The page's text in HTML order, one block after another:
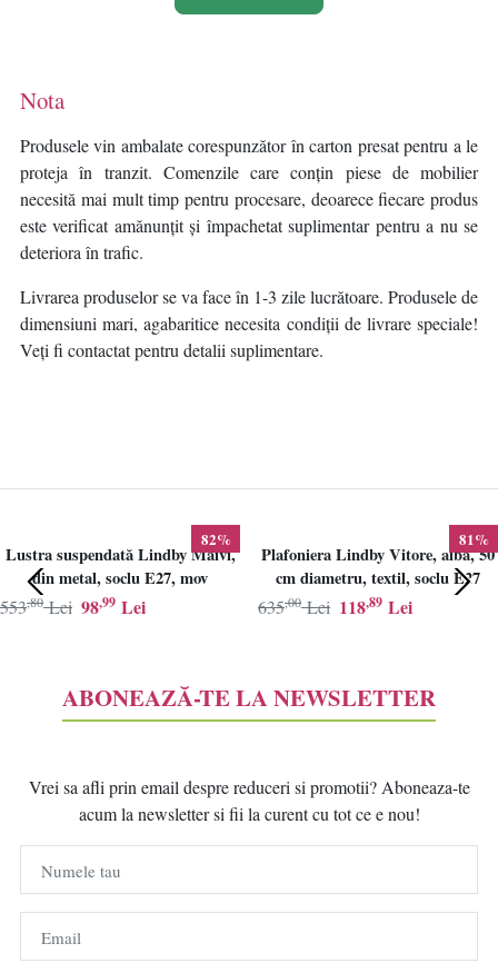
Nota
Produsele vin ambalate corespunzător în carton presat pentru a le
proteja în tranzit. Comenzile care conțin piese de mobilier
necesită mai mult timp pentru procesare, deoarece fiecare produs
este verificat amănunțit și împachetat suplimentar pentru a nu se
deteriora în trafic.
Livrarea produselor se va face în 1-3 zile lucrătoare. Produsele de
dimensiuni mari, agabaritice necesita condiții de livrare speciale!
Veți fi contactat pentru detalii suplimentare.
82%
Lustra suspendată Lindby Maivi,
din metal, soclu E27, mov
98,99 Lei
553,80 Lei
81%
Plafoniera Lindby Vitore, alba, 50
cm diametru, textil, soclu E27
118,89 Lei
635,00 Lei
ABONEAZĂ-TE LA NEWSLETTER
Vrei sa afli prin email despre reduceri si promotii? Aboneaza-te
acum la newsletter si fii la curent cu tot ce e nou!
Numele tau
Email